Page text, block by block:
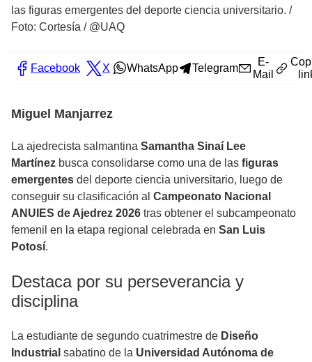
las figuras emergentes del deporte ciencia universitario. /
Foto: Cortesía / @UAQ
Facebook X WhatsApp Telegram
E-
Mail
Miguel Manjarrez
La ajedrecista salmantina Samantha Sinaí Lee
Martínez busca consolidarse como una de las figuras
emergentes del deporte ciencia universitario, luego de
conseguir su clasificación al Campeonato Nacional
ANUIES de Ajedrez 2026 tras obtener el subcampeonato
femenil en la etapa regional celebrada en San Luis
Potosí.
Destaca por su perseverancia y
disciplina
La estudiante de segundo cuatrimestre de Diseño
Industrial sabatino de la Universidad Autónoma de